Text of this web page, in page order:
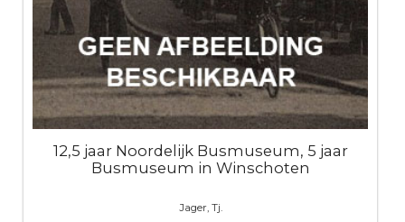
12,5 jaar Noordelijk Busmuseum, 5 jaar
Busmuseum in Winschoten
Jager, Tj.